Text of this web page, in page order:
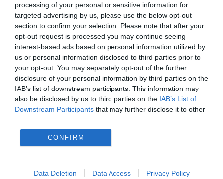
processing of your personal or sensitive information for
targeted advertising by us, please use the below opt-out
section to confirm your selection. Please note that after your
opt-out request is processed you may continue seeing
interest-based ads based on personal information utilized by
us or personal information disclosed to third parties prior to
your opt-out. You may separately opt-out of the further
disclosure of your personal information by third parties on the
IAB’s list of downstream participants. This information may
also be disclosed by us to third parties on the IAB’s List of
Downstream Participants that may further disclose it to other
CONFIRM
Data Deletion Data Access Privacy Policy
În 2018, clienții SIXT SH pot sta fără
grija taxei de poluare
7 DECEMBRIE 2017
- Cum vă diferențiați pe o piață în care
toată lumea vinde aproape aceleași
servicii? Tal Lahav CEO SIXT New Kopel
Group: Oamenii noștri sunt cei care creează
diferența, în...